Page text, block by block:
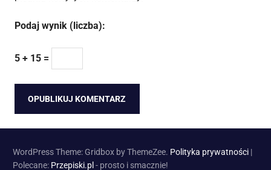
Podaj wynik (liczba):
5 + 15 =
WordPress Theme: Gridbox by ThemeZee. Polityka prywatności |
Polecane: Przepiski.pl - prosto i smacznie!